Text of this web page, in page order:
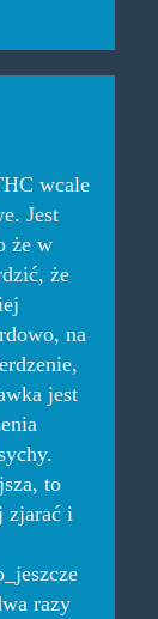
wcale
Jest
że w
że
na
jest
to
zjarać i
razy